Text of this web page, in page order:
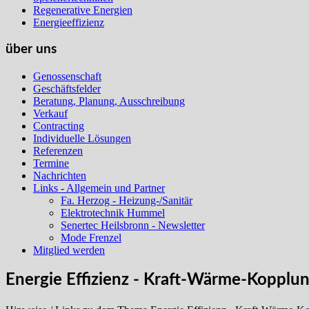
Regenerative Energien
Energieeffizienz
über uns
Genossenschaft
Geschäftsfelder
Beratung, Planung, Ausschreibung
Verkauf
Contracting
Individuelle Lösungen
Referenzen
Termine
Nachrichten
Links - Allgemein und Partner
Fa. Herzog - Heizung-/Sanitär
Elektrotechnik Hummel
Senertec Heilsbronn - Newsletter
Mode Frenzel
Mitglied werden
Energie Effizienz - Kraft-Wärme-